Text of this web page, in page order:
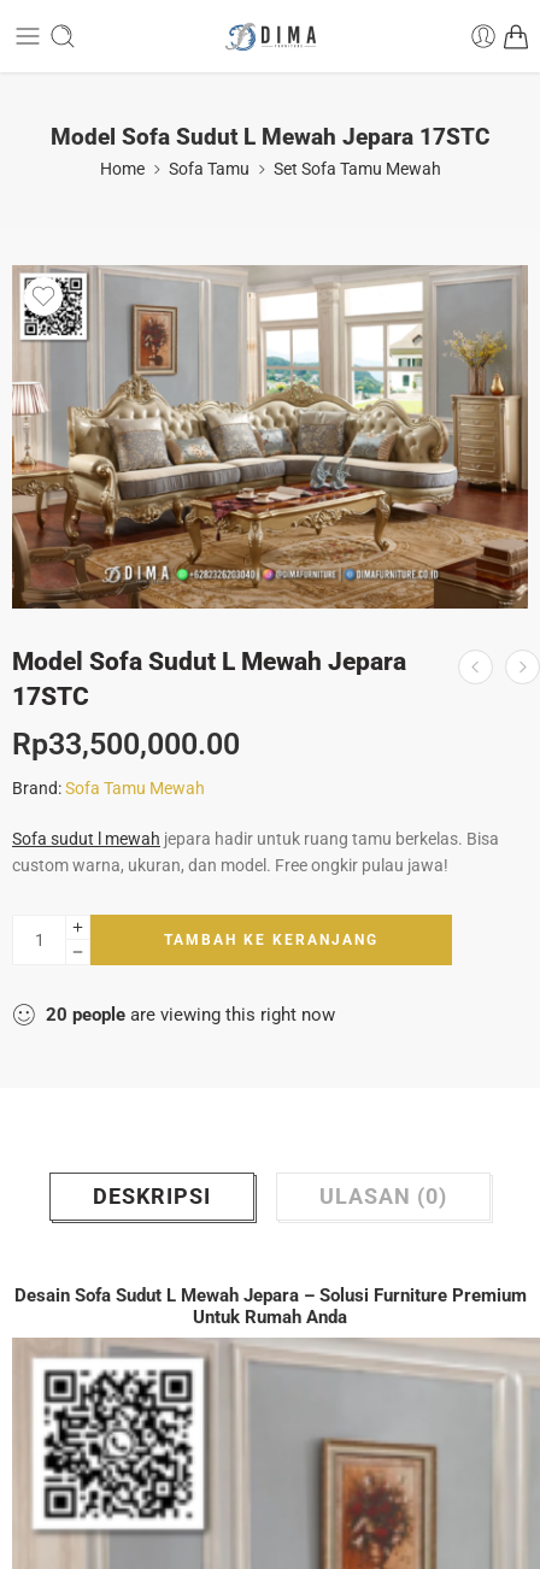
Model Sofa Sudut L Mewah Jepara 17STC
Home Sofa Tamu Set Sofa Tamu Mewah
Model Sofa Sudut L Mewah Jepara
17STC
Rp33,500,000.00
Brand:Sofa Tamu Mewah
Sofa sudut l mewah jepara hadir untuk ruang tamu berkelas. Bisa
custom warna, ukuran, dan model. Free ongkir pulau jawa!
TAMBAH KE KERANJANG
20 people are viewing this right now
DESKRIPSI ULASAN (0)
Desain Sofa Sudut L Mewah Jepara– Solusi Furniture Premium
Untuk Rumah Anda